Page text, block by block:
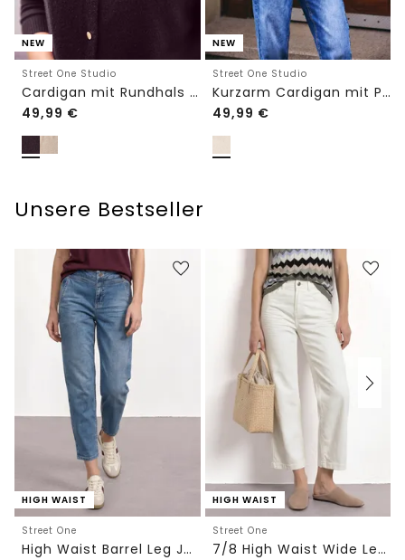
NEW
Street One Studio
Cardigan mit Rundhals und Knöpfen
49,99 €
NEW
Street One Studio
Kurzarm Cardigan mit Polokragen
49,99 €
Unsere Bestseller
HIGH WAIST
Street One
High Waist Barrel Leg Jeans im Loose Fit
HIGH WAIST
Street One
7/8 High Waist Wide Leg Jeans im Loose Fit